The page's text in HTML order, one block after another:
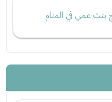
عمي في المنام